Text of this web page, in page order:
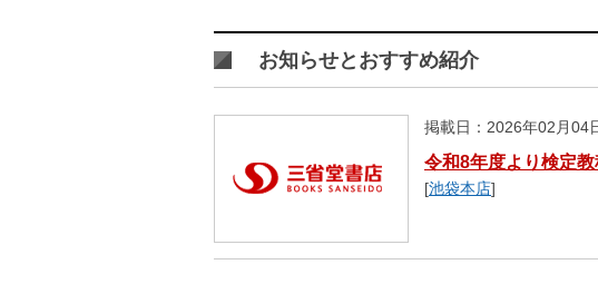
お知らせとおすすめ紹介
掲載日：2026年02月04
令和8年度より検定
[池袋本店]